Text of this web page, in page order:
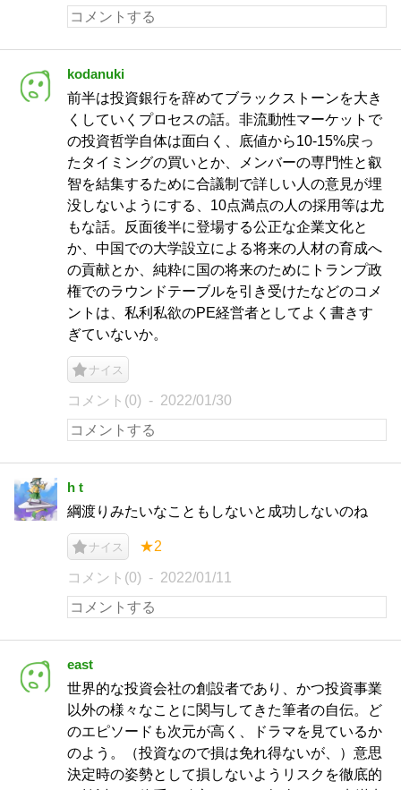
kodanuki
前半は投資銀行を辞めてブラックストーンを大き
くしていくプロセスの話。非流動性マーケットで
の投資哲学自体は面白く、底値から10-15%戻っ
たタイミングの買いとか、メンバーの専門性と叡
智を結集するために合議制で詳しい人の意見が埋
没しないようにする、10点満点の人の採用等は尤
もな話。反面後半に登場する公正な企業文化と
か、中国での大学設立による将来の人材の育成へ
の貢献とか、純粋に国の将来のためにトランプ政
権でのラウンドテーブルを引き受けたなどのコメ
ントは、私利私欲のPE経営者としてよく書きす
ぎていないか。
ナイス
コメント(0) 2022/01/30
h t
綱渡りみたいなこともしないと成功しないのね
ナイス ★2
コメント(0) 2022/01/11
east
世界的な投資会社の創設者であり、かつ投資事業
以外の様々なことに関与してきた筆者の自伝。ど
のエピソードも次元が高く、ドラマを見ているか
のよう。（投資なので損は免れ得ないが、）意思
決定時の姿勢として損しないようリスクを徹底的